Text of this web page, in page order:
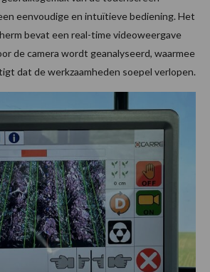
eenvoudige en intuïtieve bediening. Het
bevat een real-time videoweergave
de camera wordt geanalyseerd, waarmee
dat de werkzaamheden soepel verlopen.